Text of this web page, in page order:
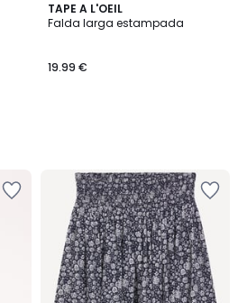
TAPE A L'OEIL
Falda larga estampada
19.99 €